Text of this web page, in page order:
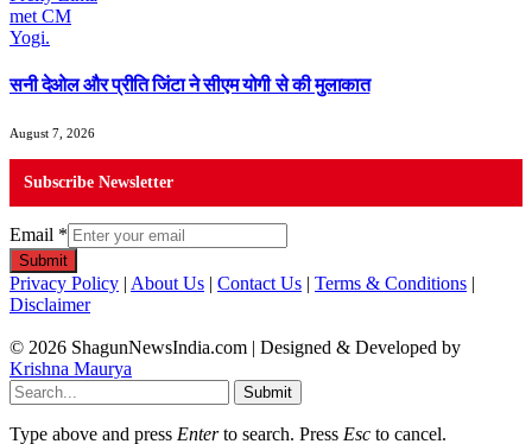
सनी देओल और प्रीति जिंटा ने सीएम योगी से की मुलाकात
August 7, 2026
Subscribe Newsletter
Email *
Submit
Privacy Policy | About Us | Contact Us | Terms & Conditions |
Disclaimer
© 2026 ShagunNewsIndia.com | Designed & Developed by
Krishna Maurya
Submit
Type above and press Enterto search. Press Esc to cancel.